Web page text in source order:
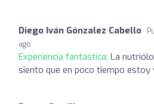
Diego Iván Gónzalez Cabello
ago
Experiencia fantástica: La
siento que en poco tiempo